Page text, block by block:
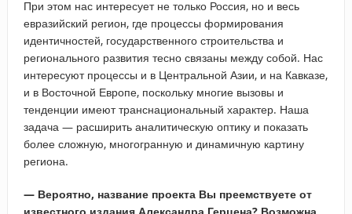
При этом нас интересует не только Россия, но и весь
евразийский регион, где процессы формирования
идентичностей, государственного строительства и
регионального развития тесно связаны между собой. Нас
интересуют процессы и в Центральной Азии, и на Кавказе,
и в Восточной Европе, поскольку многие вызовы и
тенденции имеют транснациональный характер. Наша
задача — расширить аналитическую оптику и показать
более сложную, многогранную и динамичную картину
региона.
— Вероятно, название проекта Вы преемствуете от